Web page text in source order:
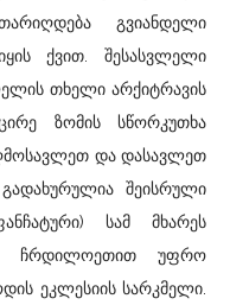
გვიანდელი
ქვით. შესასვლელი
თხელი არქიტრავის
ზომის სწორკუთხა
და დასავლეთ
შეისრული
სამ მხარეს
ჩრდილოეთით უფრო
ეკლესიის სარკმელი.